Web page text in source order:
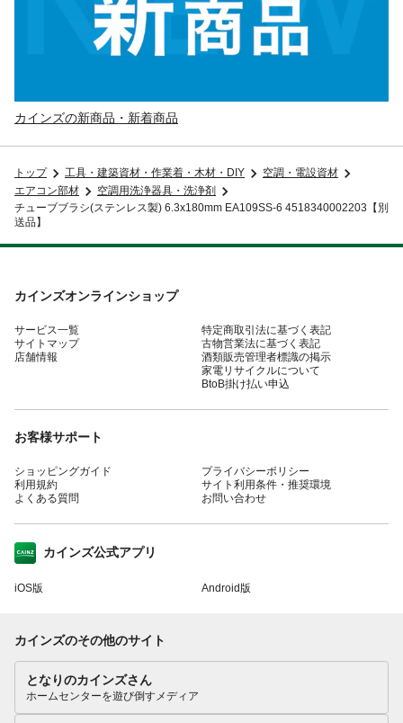
カインズの新商品・新着商品
トップ 工具・建築資材・作業着・木材・DIY
空調・電設資材
エアコン部材
空調用洗浄器具・洗浄剤
チューブブラシ(ステンレス製) 6.3x180mm EA109SS-6 4518340002203【別
送品】
カインズオンラインショップ
サービス一覧
サイトマップ
店舗情報
特定商取引法に基づく表記
古物営業法に基づく表記
酒類販売管理者標識の掲示
家電リサイクルについて
BtoB掛け払い申込
お客様サポート
ショッピングガイド
利用規約
よくある質問
プライバシーポリシー
サイト利用条件・推奨環境
お問い合わせ
カインズ公式アプリ
iOS版 Android版
カインズのその他のサイト
となりのカインズさん
ホームセンターを遊び倒すメディア